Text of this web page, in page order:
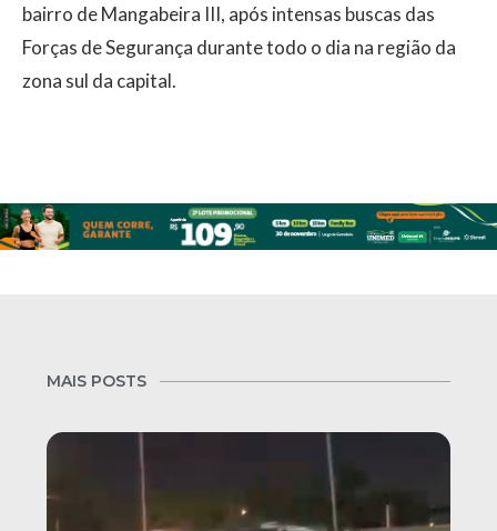
bairro de Mangabeira III, após intensas buscas das
Forças de Segurança durante todo o dia na região da
zona sul da capital.
MAIS POSTS